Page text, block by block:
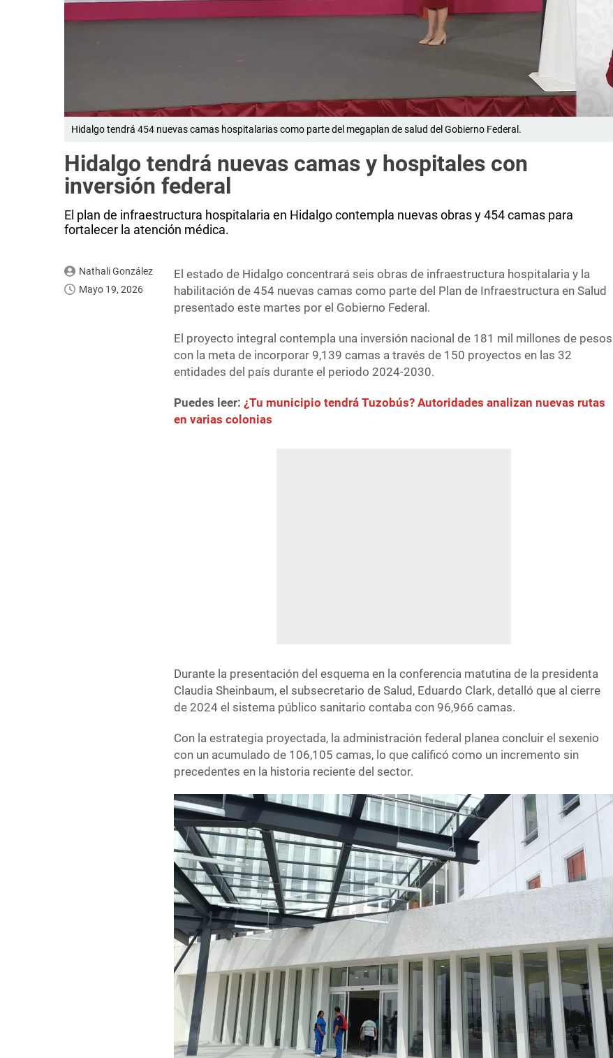
Hidalgo tendrá 454 nuevas camas hospitalarias como parte del megaplan de salud del Gobierno Federal.
Hidalgo tendrá nuevas camas y hospitales con
inversión federal
El plan de infraestructura hospitalaria en Hidalgo contempla nuevas obras y 454 camas para
fortalecer la atención médica.
Nathali González
Mayo 19, 2026
El estado de Hidalgo concentrará seis obras de infraestructura hospitalaria y la
habilitación de 454 nuevas camas como parte del Plan de Infraestructura en Salud
presentado este martes por el Gobierno Federal.
El proyecto integral contempla una inversión nacional de 181 mil millones de pesos
con la meta de incorporar 9,139 camas a través de 150 proyectos en las 32
entidades del país durante el periodo 2024-2030.
Puedes leer:¿Tu municipio tendrá Tuzobús? Autoridades analizan nuevas rutas
en varias colonias
Durante la presentación del esquema en la conferencia matutina de la presidenta
Claudia Sheinbaum, el subsecretario de Salud, Eduardo Clark, detalló que al cierre
de 2024 el sistema público sanitario contaba con 96,966 camas.
Con la estrategia proyectada, la administración federal planea concluir el sexenio
con un acumulado de 106,105 camas, lo que calificó como un incremento sin
precedentes en la historia reciente del sector.